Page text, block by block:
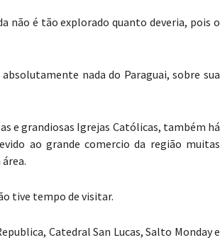
não é tão explorado quanto deveria, pois o
nada do Paraguai, sobre sua
e grandiosas Igrejas Católicas, também há
ao grande comercio da região muitas
tive tempo de visitar.
Catedral San Lucas, Salto Monday e